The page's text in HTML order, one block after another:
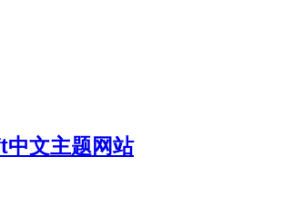
文主题网站